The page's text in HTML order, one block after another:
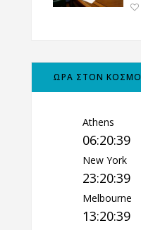
ΩΡΑ ΣΤΟΝ ΚΟΣΜΟ
Athens
06:20:40
New York
23:20:40
Melbourne
13:20:40